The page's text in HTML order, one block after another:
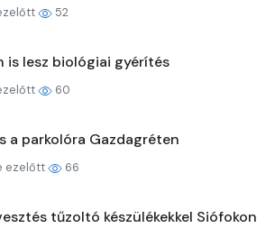
52
is lesz biológiai gyérítés
60
a parkolóra Gazdagréten
ezelőtt 66
tűzoltó készülékekkel Siófokon